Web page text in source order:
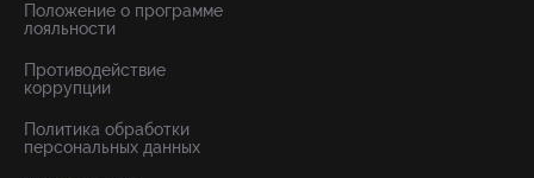
Положение о программе
лояльности
Противодействие
коррупции
Политика обработки
персональных данных